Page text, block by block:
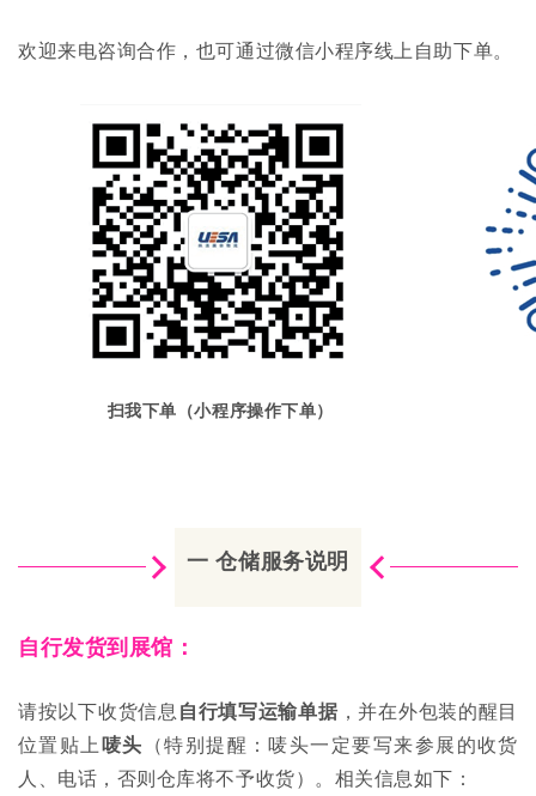
欢迎来电咨询合作，也可通过微信小程序线上自助下单。
扫我下单（小程序操作下单）
一 仓储服务说明
自行发货到展馆：
请按以下收货信息 自行填写运输单据 ，并在外包装的醒目
位置贴上 唛头
（特别提醒：唛头一定要写来参展的收货
人、电话，否则仓库将不予收货）。相关信息如下：